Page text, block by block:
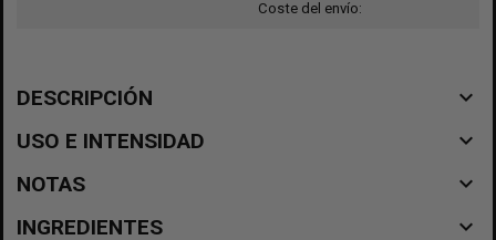
Coste del envío:
DESCRIPCIÓN navigate_before
USO E INTENSIDAD navigate_before
NOTAS navigate_before
INGREDIENTES navigate_before